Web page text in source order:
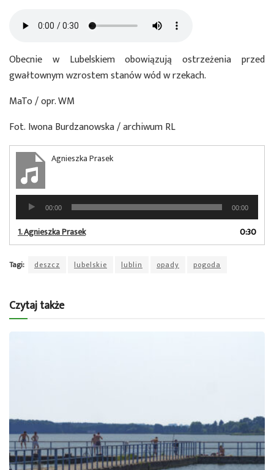
Obecnie w Lubelskiem obowiązują ostrzeżenia przed
gwałtownym wzrostem stanów wód w rzekach.
MaTo / opr. WM
Fot. Iwona Burdzanowska / archiwum RL
Agnieszka Prasek
Odtwarzacz
plików
dźwiękowych
00:00 00:00
1.Agnieszka Prasek 0:30
Tagi: deszcz lubelskie lublin opady pogoda
Czytaj także